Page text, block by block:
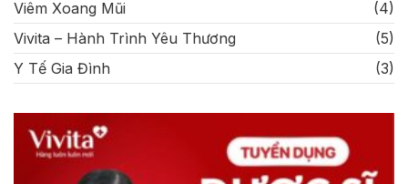
Viêm Xoang Mũi
(4)
Vivita – Hành Trình Yêu Thương
(5)
Y Tế Gia Đình
(3)